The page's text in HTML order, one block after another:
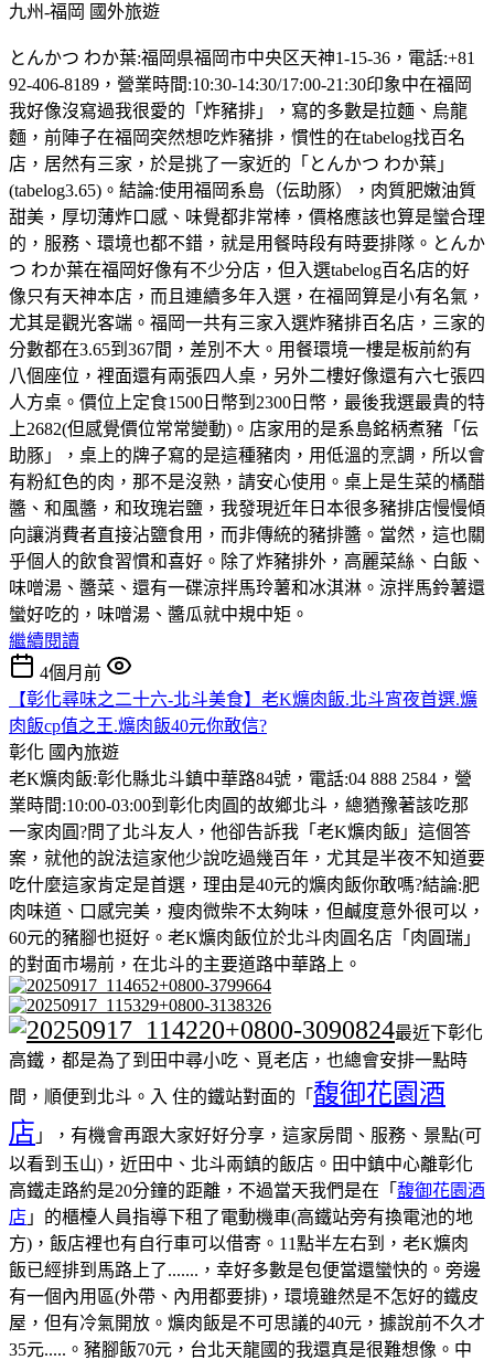
九州-福岡 國外旅遊
とんかつ わか葉:福岡県福岡市中央区天神1-15-36，電話:+81
92-406-8189，營業時間:10:30-14:30/17:00-21:30印象中在福岡
我好像沒寫過我很愛的「炸豬排」，寫的多數是拉麵、烏龍
麵，前陣子在福岡突然想吃炸豬排，慣性的在tabelog找百名
店，居然有三家，於是挑了一家近的「とんかつ わか葉」
(tabelog3.65)。結論:使用福岡系島（伝助豚），肉質肥嫩油質
甜美，厚切薄炸口感、味覺都非常棒，價格應該也算是蠻合理
的，服務、環境也都不錯，就是用餐時段有時要排隊。とんか
つ わか葉在福岡好像有不少分店，但入選tabelog百名店的好
像只有天神本店，而且連續多年入選，在福岡算是小有名氣，
尤其是觀光客端。福岡一共有三家入選炸豬排百名店，三家的
分數都在3.65到367間，差別不大。用餐環境一樓是板前約有
八個座位，裡面還有兩張四人桌，另外二樓好像還有六七張四
人方桌。價位上定食1500日幣到2300日幣，最後我選最貴的特
上2682(但感覺價位常常變動)。店家用的是系島銘柄煮豬「伝
助豚」，桌上的牌子寫的是這種豬肉，用低溫的烹調，所以會
有粉紅色的肉，那不是沒熟，請安心使用。桌上是生菜的橘醋
醬、和風醬，和玫瑰岩鹽，我發現近年日本很多豬排店慢慢傾
向讓消費者直接沾鹽食用，而非傳統的豬排醬。當然，這也關
乎個人的飲食習慣和喜好。除了炸豬排外，高麗菜絲、白飯、
味噌湯、醬菜、還有一碟涼拌馬玲薯和冰淇淋。涼拌馬鈴薯還
蠻好吃的，味噌湯、醬瓜就中規中矩。
繼續閱讀
4個月前
【彰化尋味之二十六-北斗美食】老K爌肉飯.北斗宵夜首選.爌
肉飯cp值之王.爌肉飯40元你敢信?
彰化 國內旅遊
老K爌肉飯:彰化縣北斗鎮中華路84號，電話:04 888 2584，營
業時間:10:00-03:00到彰化肉圓的故鄉北斗，總猶豫著該吃那
一家肉圓?問了北斗友人，他卻告訴我「老K爌肉飯」這個答
案，就他的說法這家他少說吃過幾百年，尤其是半夜不知道要
吃什麼這家肯定是首選，理由是40元的爌肉飯你敢嗎?結論:肥
肉味道、口感完美，瘦肉微柴不太夠味，但鹹度意外很可以，
60元的豬腳也挺好。老K爌肉飯位於北斗肉圓名店「肉圓瑞」
的對面市場前，在北斗的主要道路中華路上。
最近下彰化
高鐵，都是為了到田中尋小吃、覓老店，也總會安排一點時
間，順便到北斗。入 住的鐵站對面的「 馥御花園酒
店 」，有機會再跟大家好好分享，這家房間、服務、景點(可
以看到玉山)，近田中、北斗兩鎮的飯店。田中鎮中心離彰化
高鐵走路約是20分鐘的距離，不過當天我們是在「 馥御花園酒
店 」的櫃檯人員指導下租了電動機車(高鐵站旁有換電池的地
方)，飯店裡也有自行車可以借寄。 11點半左右到，老K爌肉
飯已經排到馬路上了.......，幸好多數是包便當還蠻快的。 旁邊
有一個內用區(外帶、內用都要排)，環境雖然是不怎好的鐵皮
屋，但有冷氣開放。 爌肉飯是不可思議的40元，據說前不久才
35元.....。豬腳飯70元，台北天龍國的我還真是很難想像。 中